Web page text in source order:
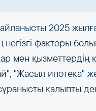
2025
факторы
мен қызметтердің
"Жасыл ипотека"
қалыпты